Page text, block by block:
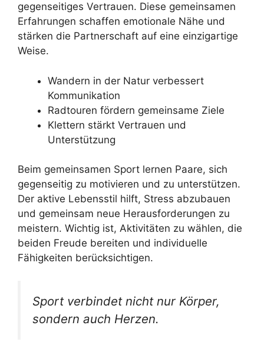
gegenseitiges Vertrauen. Diese gemeinsamen
Erfahrungen schaffen emotionale Nähe und
stärken die Partnerschaft auf eine einzigartige
Weise.
Wandern in der Natur verbessert
Kommunikation
Radtouren fördern gemeinsame Ziele
Klettern stärkt Vertrauen und
Unterstützung
Beim gemeinsamen Sport lernen Paare, sich
gegenseitig zu motivieren und zu unterstützen.
Der aktive Lebensstil hilft, Stress abzubauen
und gemeinsam neue Herausforderungen zu
meistern. Wichtig ist, Aktivitäten zu wählen, die
beiden Freude bereiten und individuelle
Fähigkeiten berücksichtigen.
Sport verbindet nicht nur Körper,
sondern auch Herzen.